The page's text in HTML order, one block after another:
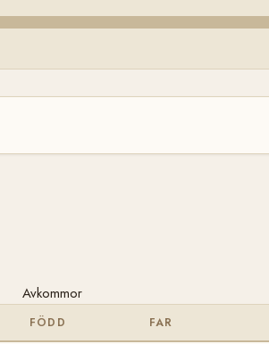
Avkommor
FÖDD FAR